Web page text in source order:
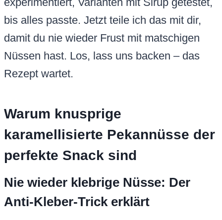
bis alles passte. Jetzt teile ich das mit dir,
damit du nie wieder Frust mit matschigen
Nüssen hast. Los, lass uns backen – das
Rezept wartet.
Warum knusprige
karamellisierte Pekannüsse der
perfekte Snack sind
Nie wieder klebrige Nüsse: Der
Anti-Kleber-Trick erklärt